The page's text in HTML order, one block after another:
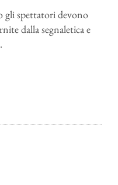
gli spettatori devono
dalla segnaletica e